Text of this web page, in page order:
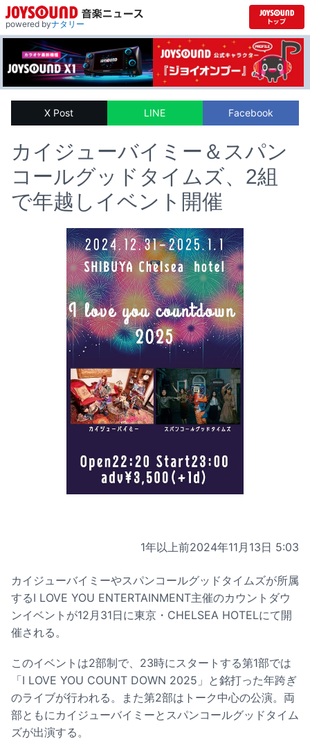
powered byナタリー
X Post LINE Facebook
カイジューバイミー＆スパン
コールグッドタイムズ、2組
で年越しイベント開催
1年以上前2024年11月13日 5:03
カイジューバイミーやスパンコールグッドタイムズが所属
するI LOVE YOU ENTERTAINMENT主催のカウントダウ
ンイベントが12月31日に東京・CHELSEA HOTELにて開
催される。
このイベントは2部制で、23時にスタートする第1部では
「I LOVE YOU COUNT DOWN 2025」と銘打った年跨ぎ
のライブが行われる。また第2部はトーク中心の公演。両
部ともにカイジューバイミーとスパンコールグッドタイム
ズが出演する。